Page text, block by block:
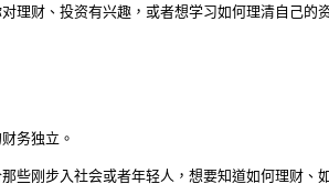
财、投资有兴趣，或者想学习如何理清自己的
务独立。
些刚步入社会或者年轻人，想要知道如何理财、